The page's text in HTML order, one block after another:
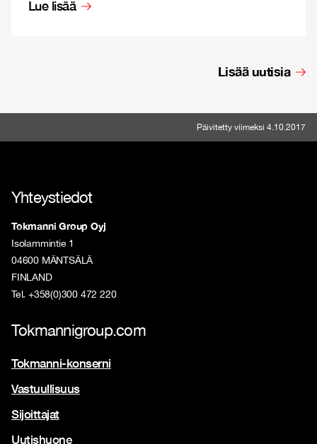
Lue lisää
Lisää uutisia
Päivitetty viimeksi 4.10.2017
Yhteystiedot
Tokmanni Group Oyj
Isolammintie 1
04600 MÄNTSÄLÄ
FINLAND
Tel. +358(0)300 472 220
Tokmannigroup.com
Tokmanni-konserni
Vastuullisuus
Sijoittajat
Uutishuone